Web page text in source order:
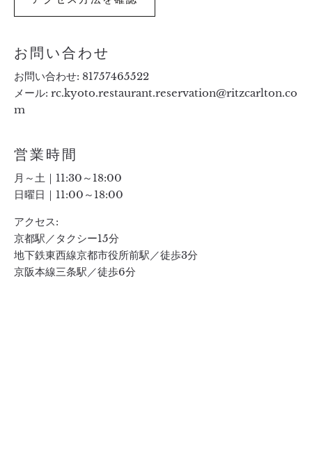
お問い合わせ
お問い合わせ: 81757465522
メール: rc.kyoto.restaurant.reservation@ritzcarlton.co
m
営業時間
月～土｜11:30～18:00
日曜日｜11:00～18:00
アクセス:
京都駅／タクシー15分
地下鉄東西線京都市役所前駅／徒歩3分
京阪本線三条駅／徒歩6分